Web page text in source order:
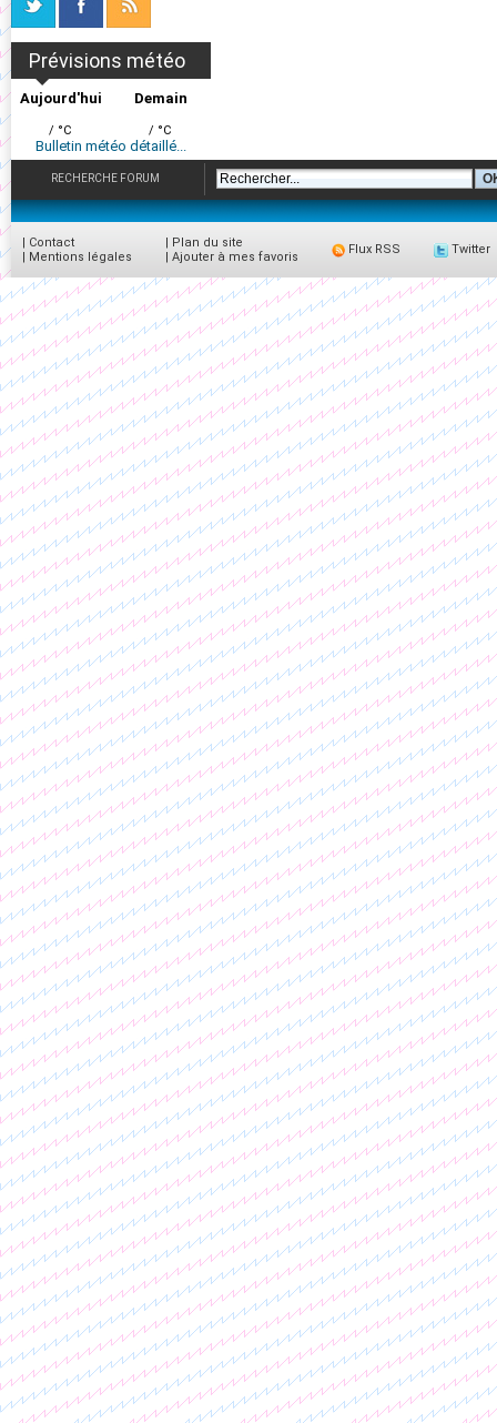
Prévisions météo
Aujourd'hui
/ °C
Demain
/ °C
Bulletin météo détaillé...
RECHERCHE FORUM
| Contact
| Mentions légales
| Plan du site
| Ajouter à mes favoris
Flux RSS Twitter